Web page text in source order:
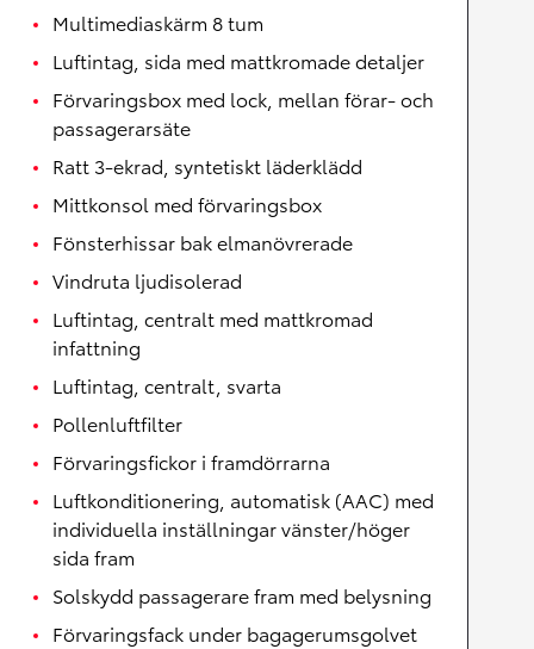
Multimediaskärm 8 tum
Luftintag, sida med mattkromade detaljer
Förvaringsbox med lock, mellan förar- och
passagerarsäte
Ratt 3-ekrad, syntetiskt läderklädd
Mittkonsol med förvaringsbox
Fönsterhissar bak elmanövrerade
Vindruta ljudisolerad
Luftintag, centralt med mattkromad
infattning
Luftintag, centralt, svarta
Pollenluftfilter
Förvaringsfickor i framdörrarna
Luftkonditionering, automatisk (AAC) med
individuella inställningar vänster/höger
sida fram
Solskydd passagerare fram med belysning
Förvaringsfack under bagagerumsgolvet